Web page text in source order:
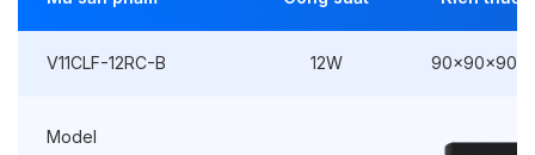
Độ bền & tùy chọn mở rộng
Tuổi thọ:>30000h
Bảo hành:
V11CLF-12RC-B 12W
Model